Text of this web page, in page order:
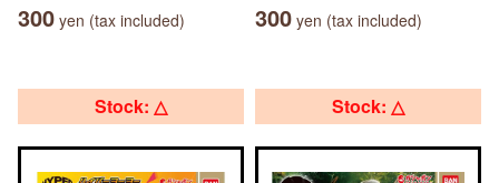
300 yen (tax included) 300 yen (tax included)
Stock: △ Stock: △